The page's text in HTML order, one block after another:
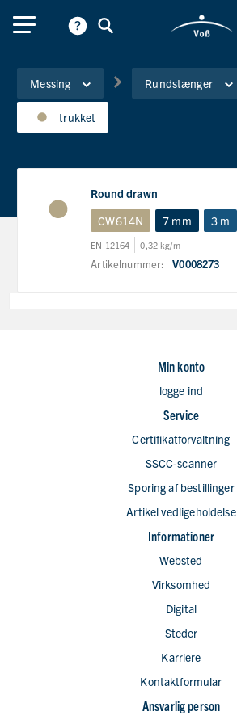
Messing Rundstænger
trukket
Round drawn
CW614N
7 mm 3 m
EN 12164 0,32 kg/m
Artikelnummer: V0008273
Min konto
logge ind
Service
Certifikatforvaltning
SSCC-scanner
Sporing af bestillinger
Artikel vedligeholdelse
Informationer
Websted
Virksomhed
Digital
Steder
Karriere
Kontaktformular
Ansvarlig person